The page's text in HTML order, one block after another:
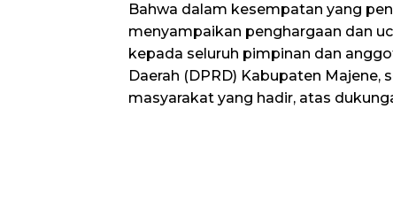
Bahwa dalam kesempatan yang
menyampaikan penghargaan dan
kepada seluruh pimpinan dan
Daerah (DPRD) Kabupaten Majene,
masyarakat yang hadir, atas